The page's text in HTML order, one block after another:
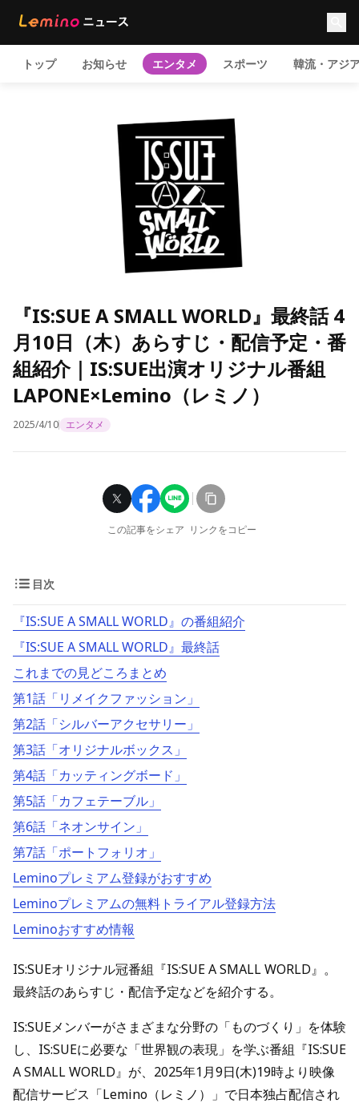
トップ お知らせ エンタメ スポーツ 韓流・アジ
『IS:SUE A SMALL WORLD』最終話 4
月10日（木）あらすじ・配信予定・番
組紹介｜IS:SUE出演オリジナル番組
LAPONE×Lemino（レミノ）
2025/4/10 エンタメ
この記事をシェア リンクをコピー
目次
『IS:SUE A SMALL WORLD』の番組紹介
『IS:SUE A SMALL WORLD』最終話
これまでの見どころまとめ
第1話「リメイクファッション」
第2話「シルバーアクセサリー」
第3話「オリジナルボックス」
第4話「カッティングボード」
第5話「カフェテーブル」
第6話「ネオンサイン」
第7話「ポートフォリオ」
Leminoプレミアム登録がおすすめ
Leminoプレミアムの無料トライアル登録方法
Leminoおすすめ情報
IS:SUEオリジナル冠番組『IS:SUE A SMALL WORLD』。
最終話のあらすじ・配信予定などを紹介する。
IS:SUEメンバーがさまざまな分野の「ものづくり」を体験
し、IS:SUEに必要な「世界観の表現」を学ぶ番組『IS:SUE
A SMALL WORLD』が、2025年1月9日(木)19時より映像
配信サービス「Lemino（レミノ）」で日本独占配信され